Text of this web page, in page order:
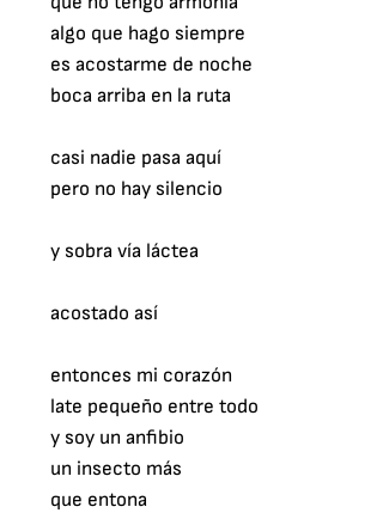
algo que hago siempre
es acostarme de noche
boca arriba en la ruta
casi nadie pasa aquí
pero no hay silencio
y sobra vía láctea
acostado así
entonces mi corazón
late pequeño entre todo
y soy un anfibio
un insecto más
que entona